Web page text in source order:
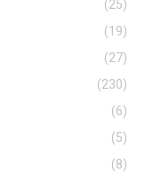
(25)
(19)
(27)
(230)
(6)
(5)
(8)